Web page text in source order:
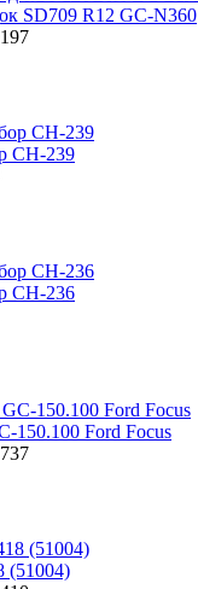
SD709 R12 GC-N360
CH-239
CH-236
150.100 Ford Focus
(51004)